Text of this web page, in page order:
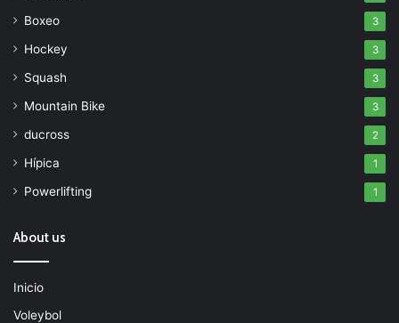
Boxeo 3
Hockey 3
Squash 3
Mountain Bike 3
ducross 2
Hípica 1
Powerlifting 1
About us
Inicio
Voleybol